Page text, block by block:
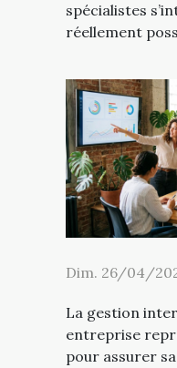
spécialistes
réellement
Dim. 26/04/
La gestion
entreprise
pour assurer